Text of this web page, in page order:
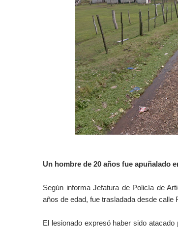
Un hombre de 20 años fue apuñalado
Según informa Jefatura de Policía de
años de edad, fue trasladada desde calle
El lesionado expresó haber sido